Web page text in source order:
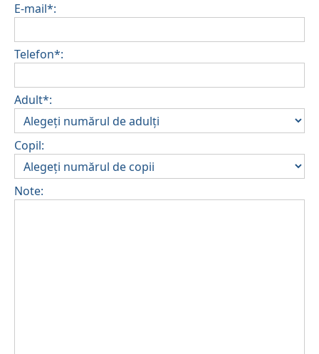
E-mail*:
Telefon*:
Adult*:
Copil:
Note: